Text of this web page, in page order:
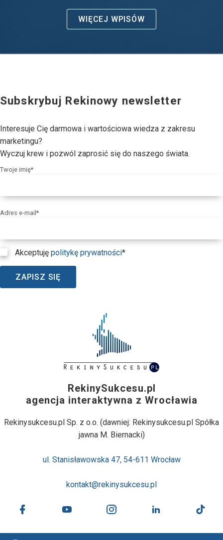
WIĘCEJ WPISÓW
Subskrybuj Rekinowy newsletter
Interesuje Cię darmowa i wartościowa wiedza z zakresu
marketingu?
Wyczuj krew i pozwól zaprosić się do naszego świata.
Twoje imię*
Adres e-mail*
Akceptuję politykę prywatności*
ZAPISZ SIĘ
RekinySukcesu.pl
agencja interaktywna z Wrocławia
Rekinysukcesu.pl Sp. z o.o. (dawniej: Rekinysukcesu.pl Spółka
jawna M. Biernacki)
ul. Stanisławowska 47, 54-611 Wrocław
kontakt@rekinysukcesu.pl